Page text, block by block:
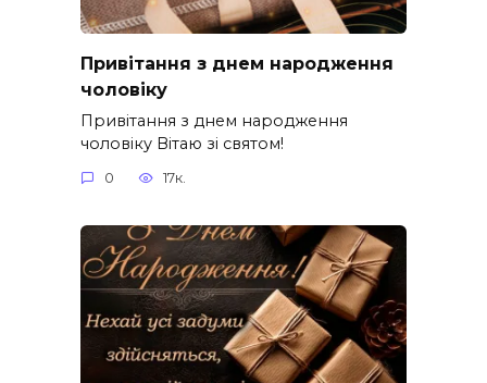
Привітання з днем народження
чоловіку
Привітання з днем народження
чоловіку Вітаю зі святом!
0 17к.